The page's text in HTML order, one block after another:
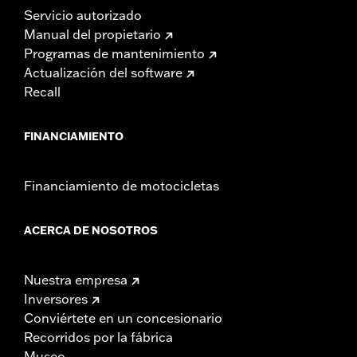
Servicio autorizado
Manual del propietario
Programas de mantenimiento
Actualización del software
Recall
FINANCIAMIENTO
Financiamiento de motocicletas
ACERCA DE NOSOTROS
Nuestra empresa
Inversores
Conviértete en un concesionario
Recorridos por la fábrica